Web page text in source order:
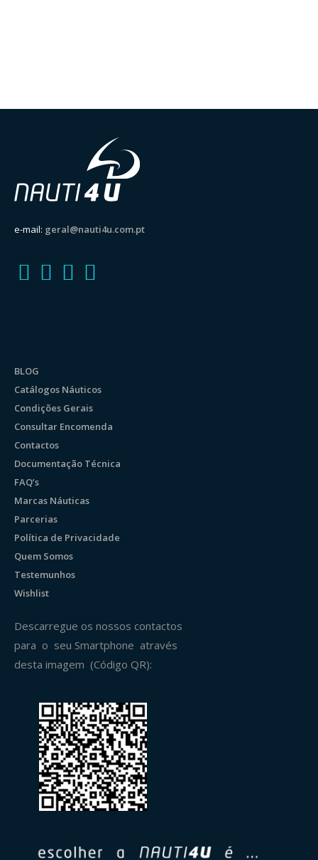
e-mail: geral@nauti4u.com.pt
BLOG
Catálogos Náuticos
Condições Gerais
Consultar Encomenda
Contactos
Documentação Técnica
FAQ’s
Marcas Náuticas
Parcerias
Política de Privacidade
Quem Somos
Testemunhos
Wishlist
Descarregue os nossos contactos
para o seu Smartphone através
desta imagem (Código QR):